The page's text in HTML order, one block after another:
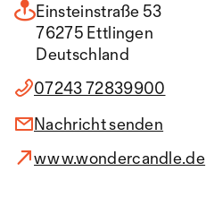
Einsteinstraße 53
76275 Ettlingen
Deutschland
07243 72839900
Nachricht senden
www.wondercandle.de